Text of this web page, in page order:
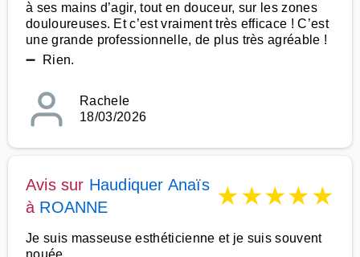
à ses mains d’agir, tout en douceur, sur les zones
douloureuses. Et c’est vraiment très efficace ! C’est
une grande professionnelle, de plus très agréable !
➖ Rien.
Rachele
18/03/2026
Avis sur Haudiquer Anaïs
à ROANNE ★★★★★
Je suis masseuse esthéticienne et je suis souvent
nouée